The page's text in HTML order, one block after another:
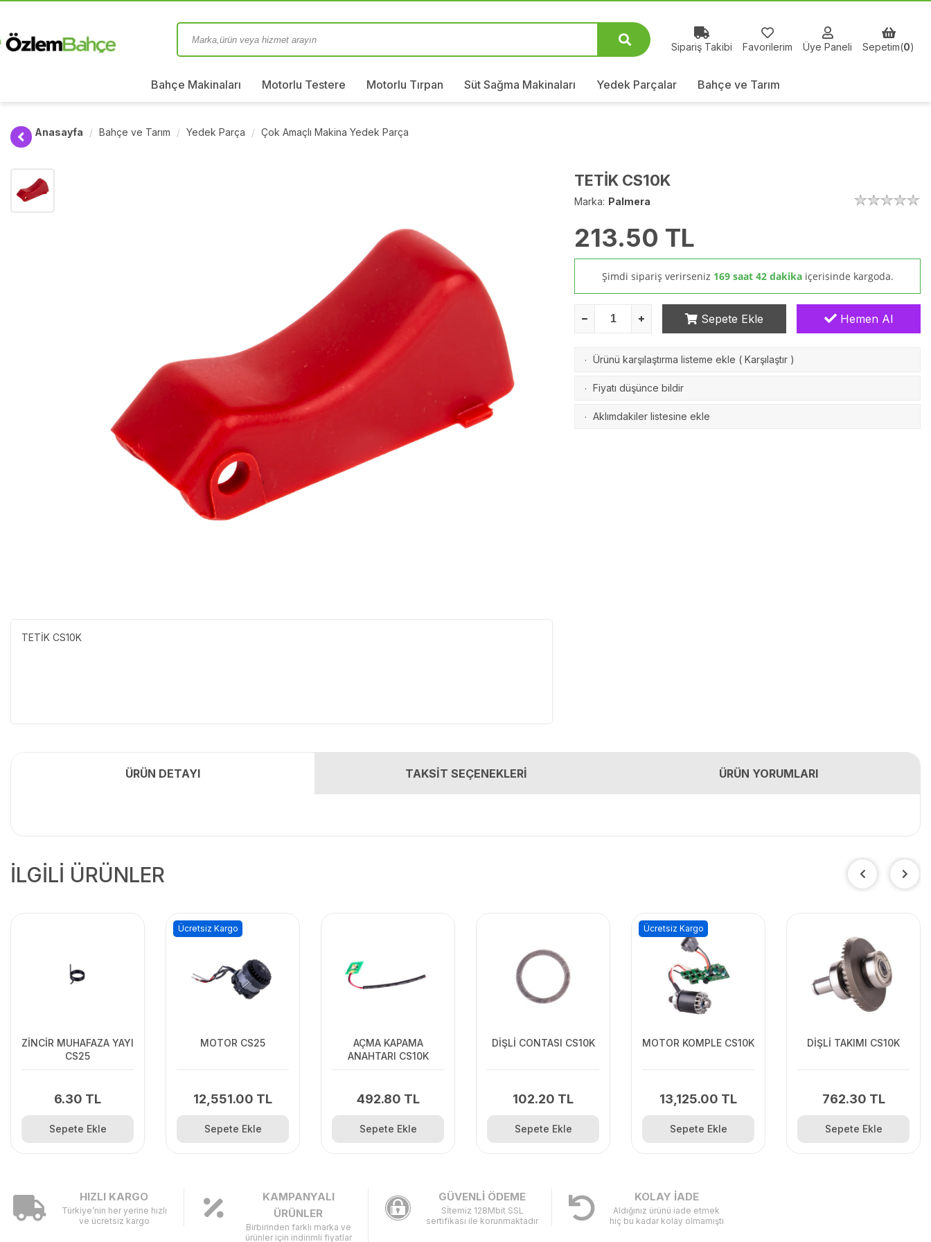
Sipariş Takibi Favorilerim Üye Paneli Sepetim(0)
Bahçe Makinaları Motorlu Testere Motorlu Tırpan Süt Sağma Makinaları Yedek Parçalar Bahçe ve Tarım
Anasayfa Bahçe ve Tarım Yedek Parça Çok Amaçlı Makina Yedek Parça
TETİK CS10K
TETİK CS10K
Marka: Palmera
213.50 TL
Şimdi sipariş verirseniz 169 saat 42 dakika içerisinde kargoda.
Sepete Ekle Hemen Al
· Ürünü karşılaştırma listeme ekle ( Karşılaştır )
· Fiyatı düşünce bildir
· Aklımdakiler listesine ekle
ÜRÜN DETAYI TAKSİT SEÇENEKLERİ ÜRÜN YORUMLARI
İLGİLİ ÜRÜNLER
ZİNCİR MUHAFAZA YAYI
CS25
6.30 TL
Sepete Ekle
MOTOR CS25
12,551.00 TL
Ücretsiz Kargo
Sepete Ekle
AÇMA KAPAMA
ANAHTARI CS10K
492.80 TL
Sepete Ekle
DİŞLİ CONTASI CS10K
102.20 TL
Sepete Ekle
MOTOR KOMPLE CS10K
13,125.00 TL
Ücretsiz Kargo
Sepete Ekle
DİŞLİ TAKIMI CS10K
762.30 TL
Sepete Ekle
HIZLI KARGO
Türkiye’nin her yerine hızlı
ve ücretsiz kargo
KAMPANYALI
ÜRÜNLER
Birbirinden farklı marka ve
ürünler için indirimli fiyatlar
GÜVENLİ ÖDEME
Sİtemiz 128Mbit SSL
sertifikası ile korunmaktadır
KOLAY İADE
Aldığınız ürünü iade etmek
hiç bu kadar kolay olmamıştı